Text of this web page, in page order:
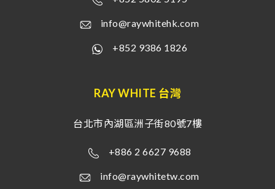
info@raywhitehk.com
+852 9386 1826
RAY WHITE 台灣
台北市內湖區洲子街80號7樓
+886 2 6627 9688
info@raywhitetw.com